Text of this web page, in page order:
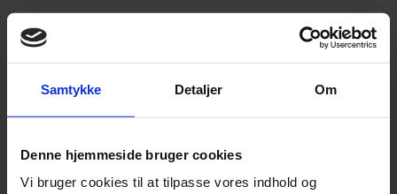
Samtykke Detaljer Om
Denne hjemmeside bruger cookies
Vi bruger cookies til at tilpasse vores indhold og
Skabelon
der ophører i forbindelse med